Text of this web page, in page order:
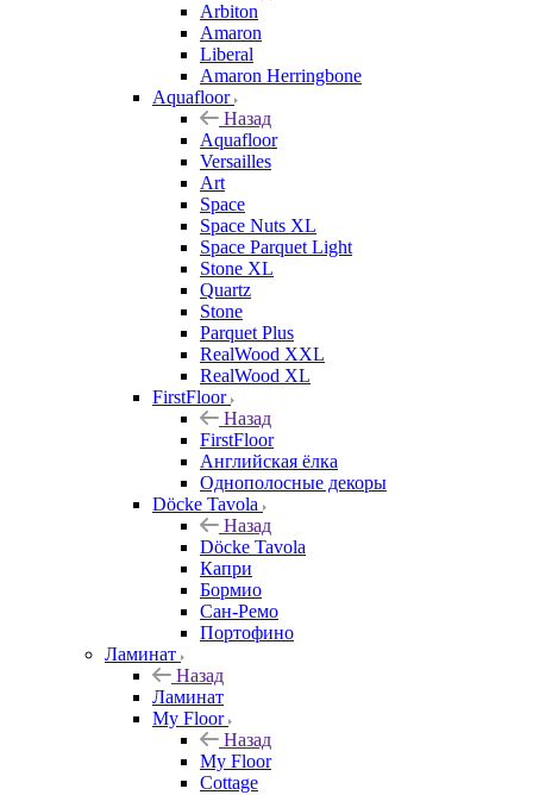
Arbiton
Amaron
Liberal
Amaron Herringbone
Aquafloor
Назад
Aquafloor
Versailles
Art
Space
Space Nuts XL
Space Parquet Light
Stone XL
Quartz
Stone
Parquet Plus
RealWood XXL
RealWood XL
FirstFloor
Назад
FirstFloor
Английская ёлка
Однополосные декоры
Döcke Tavola
Назад
Döcke Tavola
Капри
Бормио
Сан-Ремо
Портофино
Ламинат
Назад
Ламинат
My Floor
Назад
My Floor
Cottage